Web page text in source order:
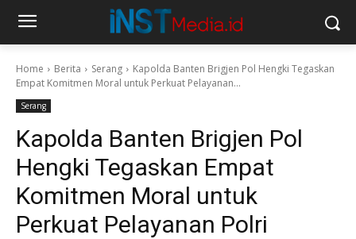
Home Berita Serang
Kapolda Banten Brigjen Pol Hengki Tegaskan
Empat Komitmen Moral untuk Perkuat Pelayanan...
Serang
Kapolda Banten Brigjen Pol
Hengki Tegaskan Empat
Komitmen Moral untuk
Perkuat Pelayanan Polri